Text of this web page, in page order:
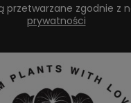
przetwarzane zgodnie z
prywatności